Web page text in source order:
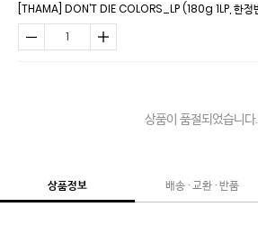
[THAMA] DON’T DIE COLORS_LP (180g 1LP, 한정
상품이 품절되었습니다.
상품정보 배송 · 교환 · 반품